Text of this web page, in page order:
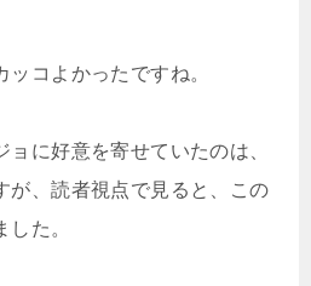
コよかったですね。
ョに好意を寄せていたのは、
が、読者視点で見ると、この
した。